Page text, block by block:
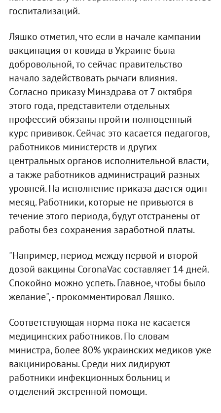
госпитализаций.
Ляшко отметил, что если в начале кампании
вакцинация от ковида в Украине была
добровольной, то сейчас правительство
начало задействовать рычаги влияния.
Согласно приказу Минздрава от 7 октября
этого года, представители отдельных
профессий обязаны пройти полноценный
курс прививок. Сейчас это касается педагогов,
работников министерств и других
центральных органов исполнительной власти,
а также работников администраций разных
уровней. На исполнение приказа дается один
месяц. Работники, которые не привьются в
течение этого периода, будут отстранены от
работы без сохранения заработной платы.
"Например, период между первой и второй
дозой вакцины CoronaVac составляет 14 дней.
Спокойно можно успеть. Главное, чтобы было
желание", - прокомментировал Ляшко.
Соответствующая норма пока не касается
медицинских работников. По словам
министра, более 80% украинских медиков уже
вакцинированы. Среди них лидируют
работники инфекционных больниц и
отделений экстренной помощи.